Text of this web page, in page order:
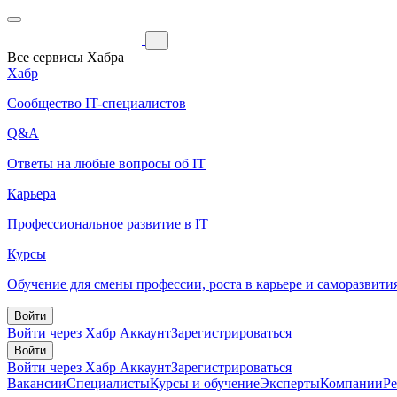
Все сервисы Хабра
Хабр
Сообщество IT-специалистов
Q&A
Ответы на любые вопросы об IT
Карьера
Профессиональное развитие в IT
Курсы
Обучение для смены профессии, роста в карьере и
Войти
Войти через Хабр АккаунтЗарегистрироваться
Войти
Войти через Хабр АккаунтЗарегистрироваться
ВакансииСпециалистыКурсы и обучениеЭкспертыКомпании